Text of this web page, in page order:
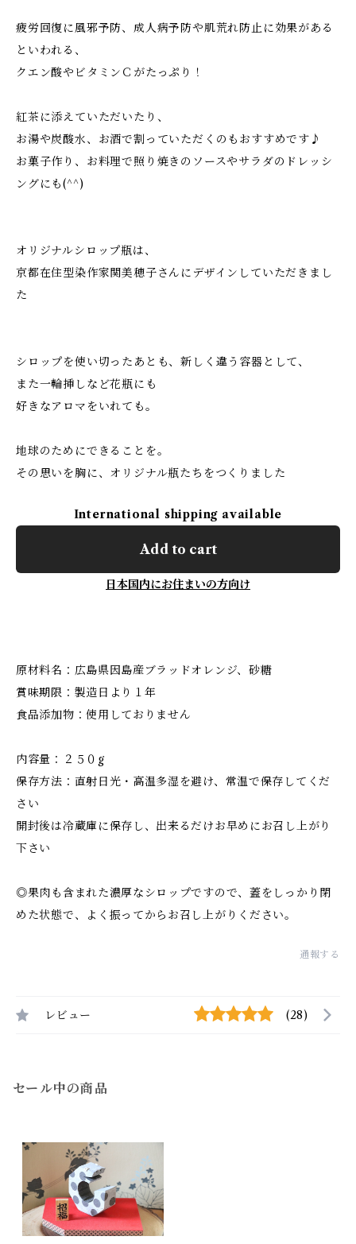
疲労回復に風邪予防、成人病予防や肌荒れ防止に効果がある
といわれる、
クエン酸やビタミンＣがたっぷり！
紅茶に添えていただいたり、
お湯や炭酸水、お酒で割っていただくのもおすすめです♪
お菓子作り、お料理で照り焼きのソースやサラダのドレッシ
ングにも(^^)
オリジナルシロップ瓶は、
京都在住型染作家関美穂子さんにデザインしていただきまし
た
シロップを使い切ったあとも、新しく違う容器として、
また一輪挿しなど花瓶にも
好きなアロマをいれても。
地球のためにできることを。
その思いを胸に、オリジナル瓶たちをつくりました
International shipping available
Add to cart
日本国内にお住まいの方向け
原材料名：広島県因島産ブラッドオレンジ、砂糖
賞味期限：製造日より１年
食品添加物：使用しておりません
内容量：２５０g
保存方法：直射日光・高温多湿を避け、常温で保存してくだ
さい
開封後は冷蔵庫に保存し、出来るだけお早めにお召し上がり
下さい
◎果肉も含まれた濃厚なシロップですので、蓋をしっかり閉
めた状態で、よく振ってからお召し上がりください。
通報する
レビュー (28)
セール中の商品